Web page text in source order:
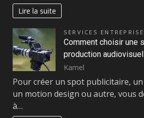
Lire la suite
SERVICES
Comment choisir une
production
Kamel
Pour créer un spot publicitaire, un
un motion design ou autre, vous
à…